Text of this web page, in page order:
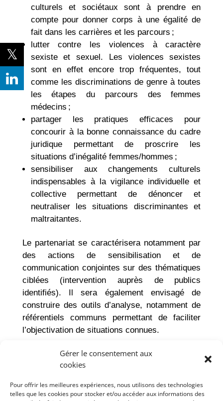
Gérer le consentement aux
cookies
Pour offrir les meilleures expériences, nous utilisons des technologies
telles que les cookies pour stocker et/ou accéder aux informations des
culturels et sociétaux sont à prendre en
compte pour donner corps à une égalité de
fait dans les carrières et les parcours ;
lutter contre les violences à caractère
sexiste et sexuel. Les violences sexistes
sont en effet encore trop fréquentes, tout
comme les discriminations de genre à toutes
les étapes du parcours des femmes
médecins ;
partager les pratiques efficaces pour
concourir à la bonne connaissance du cadre
juridique permettant de proscrire les
situations d’inégalité femmes/hommes ;
sensibiliser aux changements culturels
indispensables à la vigilance individuelle et
collective permettant de dénoncer et
neutraliser les situations discriminantes et
maltraitantes.
Le partenariat se caractérisera notamment par
des actions de sensibilisation et de
communication conjointes sur des thématiques
ciblées (intervention auprès de publics
identifiés). Il sera également envisagé de
construire des outils d’analyse, notamment de
référentiels communs permettant de faciliter
l’objectivation de situations connues.
Fortement engagés dans cette réflexion autour
de la promotion de l’égalité femmes/hommes et
certains CHU ont d’ores et déjà signé une